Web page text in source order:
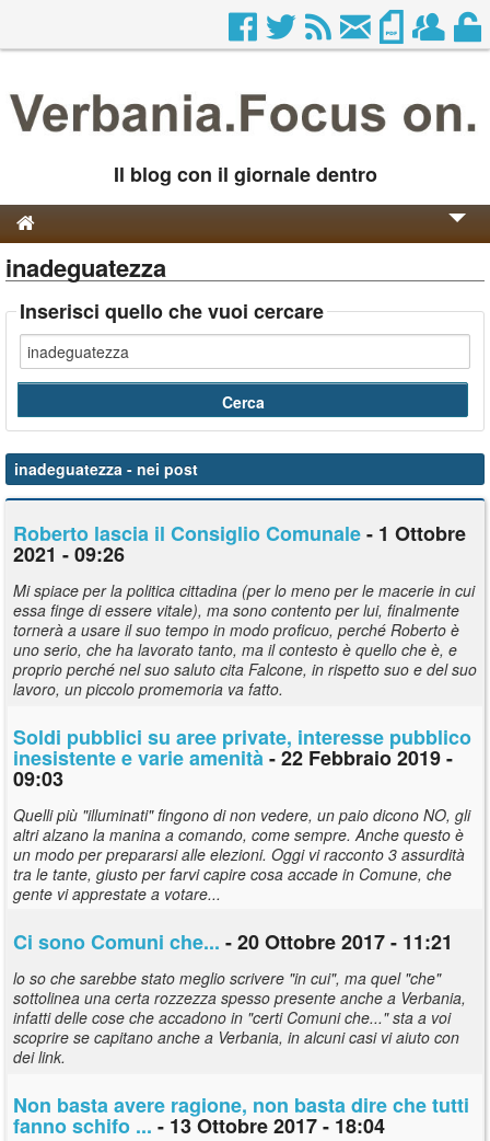
Il blog con il giornale dentro
Genesi e Storia
Contatti
inadeguatezza
Inserisci quello che vuoi cercare
inadeguatezza - nei post
Roberto lascia il Consiglio Comunale- 1 Ottobre
2021 - 09:26
Mi spiace per la politica cittadina (per lo meno per le macerie in cui
essa finge di essere vitale), ma sono contento per lui, finalmente
tornerà a usare il suo tempo in modo proficuo, perché Roberto è
uno serio, che ha lavorato tanto, ma il contesto è quello che è, e
proprio perché nel suo saluto cita Falcone, in rispetto suo e del suo
lavoro, un piccolo promemoria va fatto.
Soldi pubblici su aree private, interesse pubblico
inesistente e varie amenità- 22 Febbraio 2019 -
09:03
Quelli più "illuminati" fingono di non vedere, un paio dicono NO, gli
altri alzano la manina a comando, come sempre. Anche questo è
un modo per prepararsi alle elezioni. Oggi vi racconto 3 assurdità
tra le tante, giusto per farvi capire cosa accade in Comune, che
gente vi apprestate a votare...
Ci sono Comuni che... - 20 Ottobre 2017 - 11:21
lo so che sarebbe stato meglio scrivere "in cui", ma quel "che"
sottolinea una certa rozzezza spesso presente anche a Verbania,
infatti delle cose che accadono in "certi Comuni che..." sta a voi
scoprire se capitano anche a Verbania, in alcuni casi vi aiuto con
dei link.
Non basta avere ragione, non basta dire che tutti
fanno schifo ... - 13 Ottobre 2017 - 18:04